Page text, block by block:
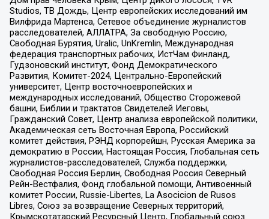
Studios, ТВ Дождь, Центр европейских исследований им
Вилфрида Мартенса, Сетевое объединение журналистов
расследователей, АЛЛАТРА, За свободную Россию,
Свободная Бурятия, Uralic, UnKremlin, Международная
федерация транспортных рабочих, ИстЧам Финланд,
Гудзоновский институт, Фонд Демократического
Развития, Комитет-2024, Центрально-Европейский
университет, Центр восточноевропейских и
международных исследований, Общество Сторожевой
башни, Библии и трактатов Свидетелей Иеговы,
Гражданский Совет, Центр анализа европейской политики,
Академическая сеть Восточная Европа, Российский
комитет действия, РЭНД корпорейшн, Русская Америка за
демократию в России, Настоящая Россия, Глобальная сеть
журналистов-расследователей, Служба поддержки,
Свободная Россия Берлин, Свободная Россия Северный
Рейн-Вестфалия, Фонд глобальной помощи, Антивоенный
комитет России, Russie-Libertes, La Asocicion de Rusos
Libres, Союз за возвращение Северных территорий,
Крымскотатарский Ресурсный Центр, Глобальный союз